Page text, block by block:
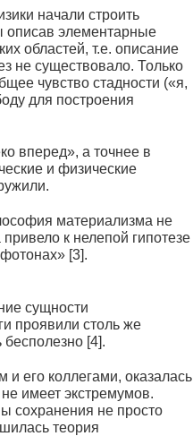
начали строить
элементарные
областей, т.е. описание
не существовало. Только
чувство стадности («я,
для построения
вперед», а точнее в
и физические
материализма не
к нелепой гипотезе
[3].
сущности
проявили столь же
[4].
и его коллегами, оказалась
имеет экстремумов.
сохранения не просто
теория